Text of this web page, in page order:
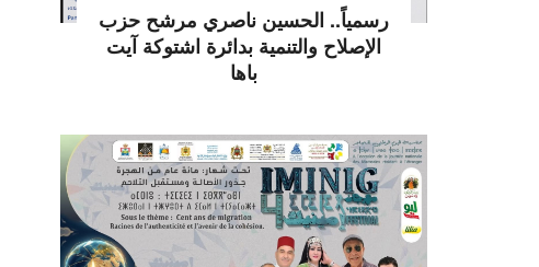
رسمياً.. الحسين ناصري مرشح حزب
الإصلاح والتنمية بدائرة اشتوكة آيت
باها